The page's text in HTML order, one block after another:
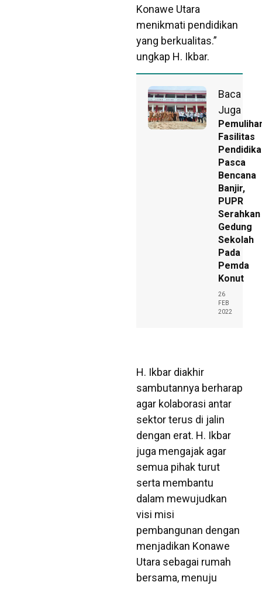
Konawe Utara
menikmati pendidikan
yang berkualitas.”
ungkap H. Ikbar.
Baca
Juga
Fasilitas
Pasca
Bencana
Banjir,
PUPR
Serahkan
Gedung
Sekolah
Pada
Pemda
Konut
26
FEB
2022
H. Ikbar diakhir
sambutannya berharap
agar kolaborasi antar
sektor terus di jalin
dengan erat. H. Ikbar
juga mengajak agar
semua pihak turut
serta membantu
dalam mewujudkan
visi misi
pembangunan dengan
menjadikan Konawe
Utara sebagai rumah
bersama, menuju